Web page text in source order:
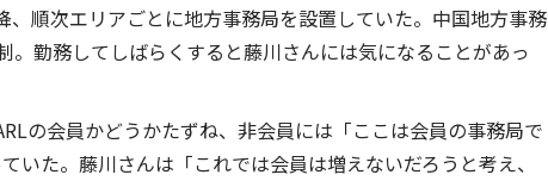
順次エリアごとに地方事務局を設置していた。中国地方事務
勤務してしばらくすると藤川さんには気になることがあっ
の会員かどうかたずね、非会員には「ここは会員の事務局で
いた。藤川さんは「これでは会員は増えないだろうと考え、